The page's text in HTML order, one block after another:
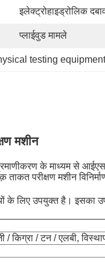
इलेक्ट्रोहाइड्रोलिक
प्लाईवुड मामले
testing equipment
मशीन
के माध्यम से
ताकत परीक्षण मशीन
के लिए उपयुक्त है। इसका
किग्रा / टन / एलबी,